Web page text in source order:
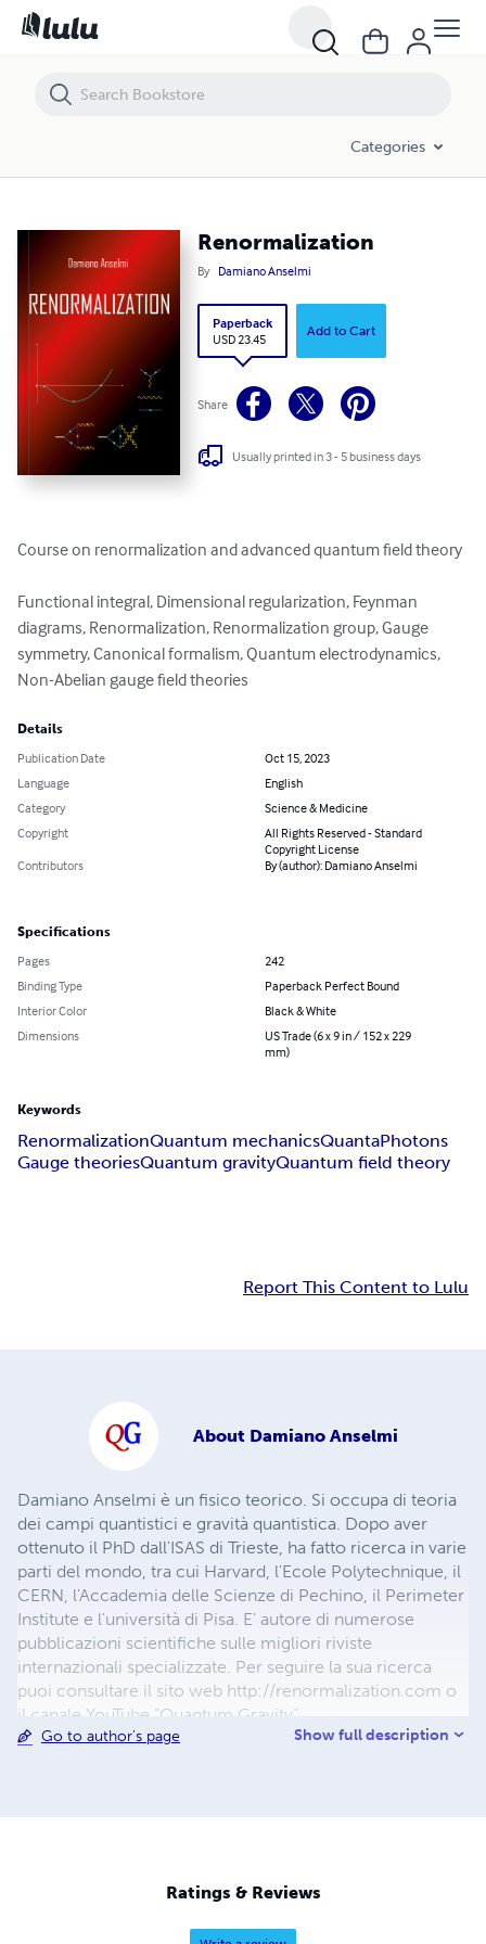
Categories
Renormalization
By Damiano Anselmi
Paperback
USD 23.45
Add to Cart
Share
Usually printed in 3 - 5 business days
Course on renormalization and advanced quantum field theory
Functional integral, Dimensional regularization, Feynman
diagrams, Renormalization, Renormalization group, Gauge
symmetry, Canonical formalism, Quantum electrodynamics,
Non-Abelian gauge field theories
Details
Publication Date
Oct 15, 2023
Language
English
Category
Science & Medicine
Copyright
All Rights Reserved - Standard
Copyright License
Contributors
By (author): Damiano Anselmi
Specifications
Pages
242
Binding Type
Paperback Perfect Bound
Interior Color
Black & White
Dimensions
US Trade (6 x 9 in / 152 x 229
mm)
Keywords
RenormalizationQuantum mechanicsQuantaPhotons
Gauge theoriesQuantum gravityQuantum field theory
Report This Content to Lulu
About Damiano Anselmi
Damiano Anselmi è un fisico teorico. Si occupa di teoria
dei campi quantistici e gravità quantistica. Dopo aver
ottenuto il PhD dall'ISAS di Trieste, ha fatto ricerca in varie
parti del mondo, tra cui Harvard, l'Ecole Polytechnique, il
CERN, l'Accademia delle Scienze di Pechino, il Perimeter
Institute e l'università di Pisa. E' autore di numerose
pubblicazioni scientifiche sulle migliori riviste
internazionali specializzate. Per seguire la sua ricerca
puoi consultare il sito web http://renormalization.com o
il canale YouTube “Quantum Gravity”
Go to author's page Show full description
Ratings & Reviews
Renormalization